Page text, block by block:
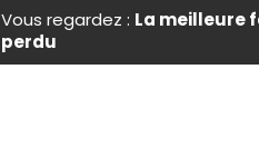
Vous regardez : La meilleure
perdu